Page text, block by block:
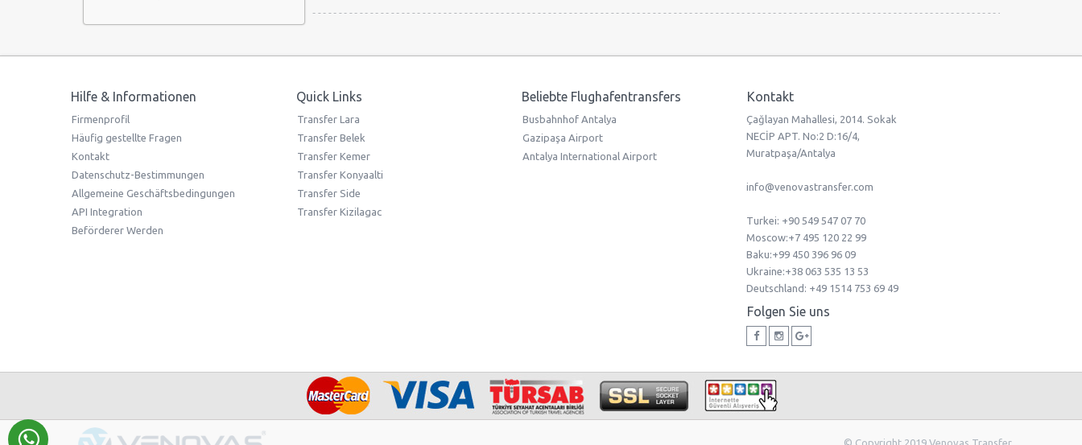
Hilfe & Informationen
Firmenprofil
Häufig gestellte Fragen
Kontakt
Datenschutz-Bestimmungen
Allgemeine Geschäftsbedingungen
API Integration
Beförderer Werden
Quick Links
Transfer Lara
Transfer Belek
Transfer Kemer
Transfer Konyaalti
Transfer Side
Transfer Kizilagac
Beliebte Flughafentransfers
Busbahnhof Antalya
Gazipaşa Airport
Antalya International Airport
Kontakt
Çağlayan Mahallesi, 2014. Sokak
NECİP APT. No:2 D:16/4,
Muratpaşa/Antalya
info@venovastransfer.com
Turkei: +90 549 547 07 70
Мoscow:+7 495 120 22 99
Baku:+99 450 396 96 09
Ukraine:+38 063 535 13 53
Deutschland: +49 1514 753 69 49
Folgen Sie uns
© Copyright 2019 Venovas Transfer